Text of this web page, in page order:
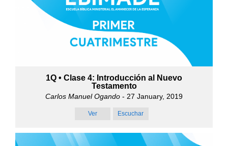
1Q • Clase 4: Introducción al Nuevo
Testamento
Carlos Manuel Ogando - 27 January, 2019
Ver Escuchar